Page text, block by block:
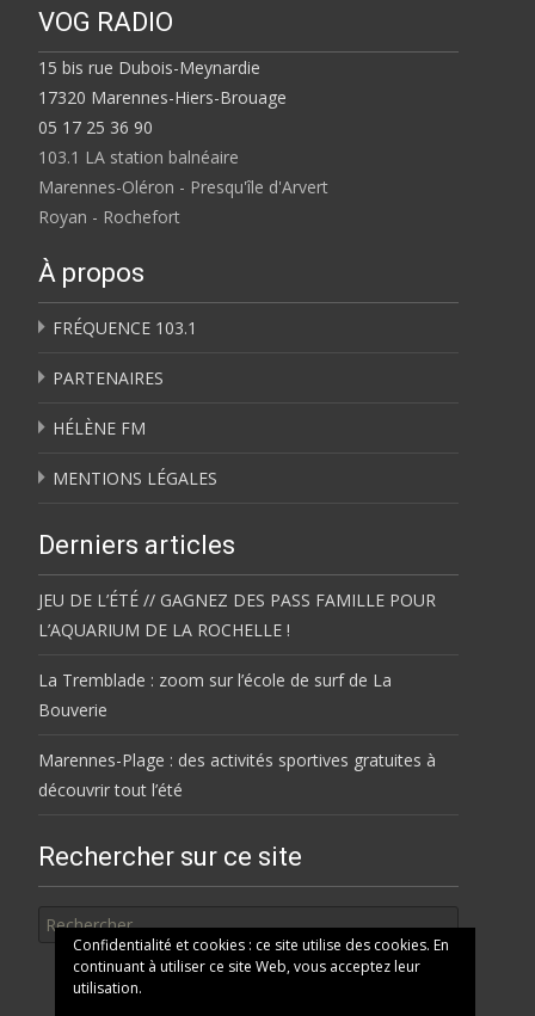
VOG RADIO
15 bis rue Dubois-Meynardie
17320 Marennes-Hiers-Brouage
05 17 25 36 90
103.1 LA station balnéaire
Marennes-Oléron - Presqu'île d'Arvert
Royan - Rochefort
À propos
FRÉQUENCE 103.1
PARTENAIRES
HÉLÈNE FM
MENTIONS LÉGALES
Derniers articles
JEU DE L’ÉTÉ // GAGNEZ DES PASS FAMILLE POUR
L’AQUARIUM DE LA ROCHELLE !
La Tremblade : zoom sur l’école de surf de La
Bouverie
Marennes-Plage : des activités sportives gratuites à
découvrir tout l’été
Rechercher sur ce site
Confidentialité et cookies : ce site utilise des cookies. En
continuant à utiliser ce site Web, vous acceptez leur
utilisation.